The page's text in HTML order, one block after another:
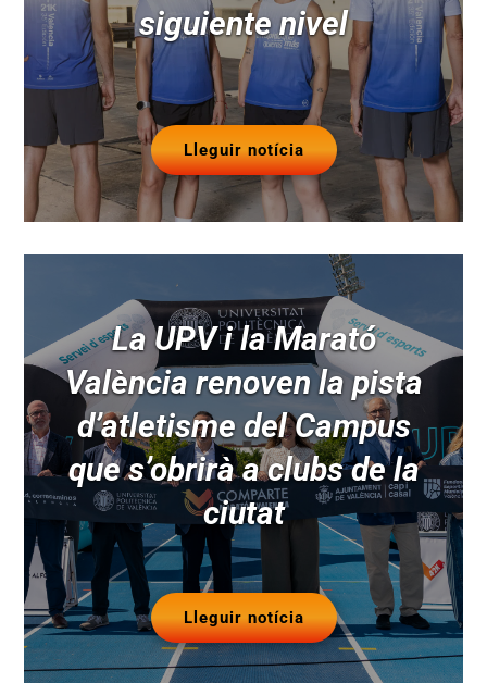
siguiente nivel
Lleguir notícia
La UPV i la Marató
València renoven la pista
d’atletisme del Campus
que s’obrirà a clubs de la
ciutat
Lleguir notícia